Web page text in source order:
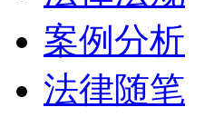
案例分析
法律随笔